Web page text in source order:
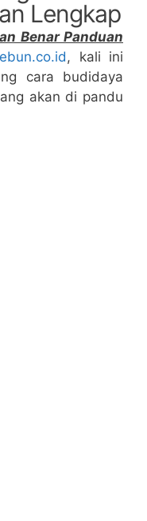
Lengkap
Benar Panduan
, kali ini
cara budidaya
akan di pandu